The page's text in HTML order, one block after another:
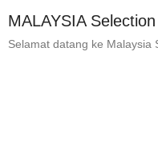
MALAYSIA Selection
Selamat datang ke Malaysia